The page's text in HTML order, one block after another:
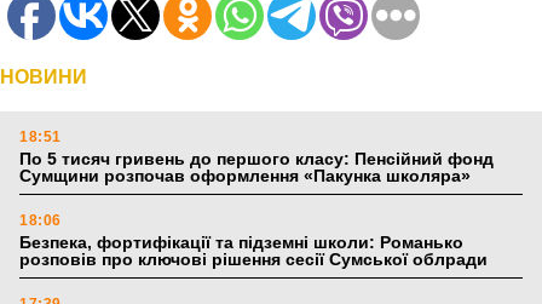
НОВИНИ
18:51
По 5 тисяч гривень до першого класу: Пенсійний фонд
Сумщини розпочав оформлення «Пакунка школяра»
18:06
Безпека, фортифікації та підземні школи: Романько
розповів про ключові рішення сесії Сумської облради